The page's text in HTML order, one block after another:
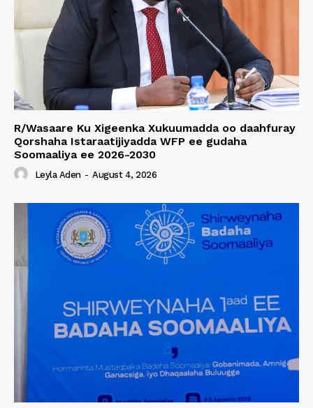
R/Wasaare Ku Xigeenka Xukuumadda oo daahfuray
Qorshaha Istaraatijiyadda WFP ee gudaha
Soomaaliya ee 2026-2030
Leyla Aden - August 4, 2026